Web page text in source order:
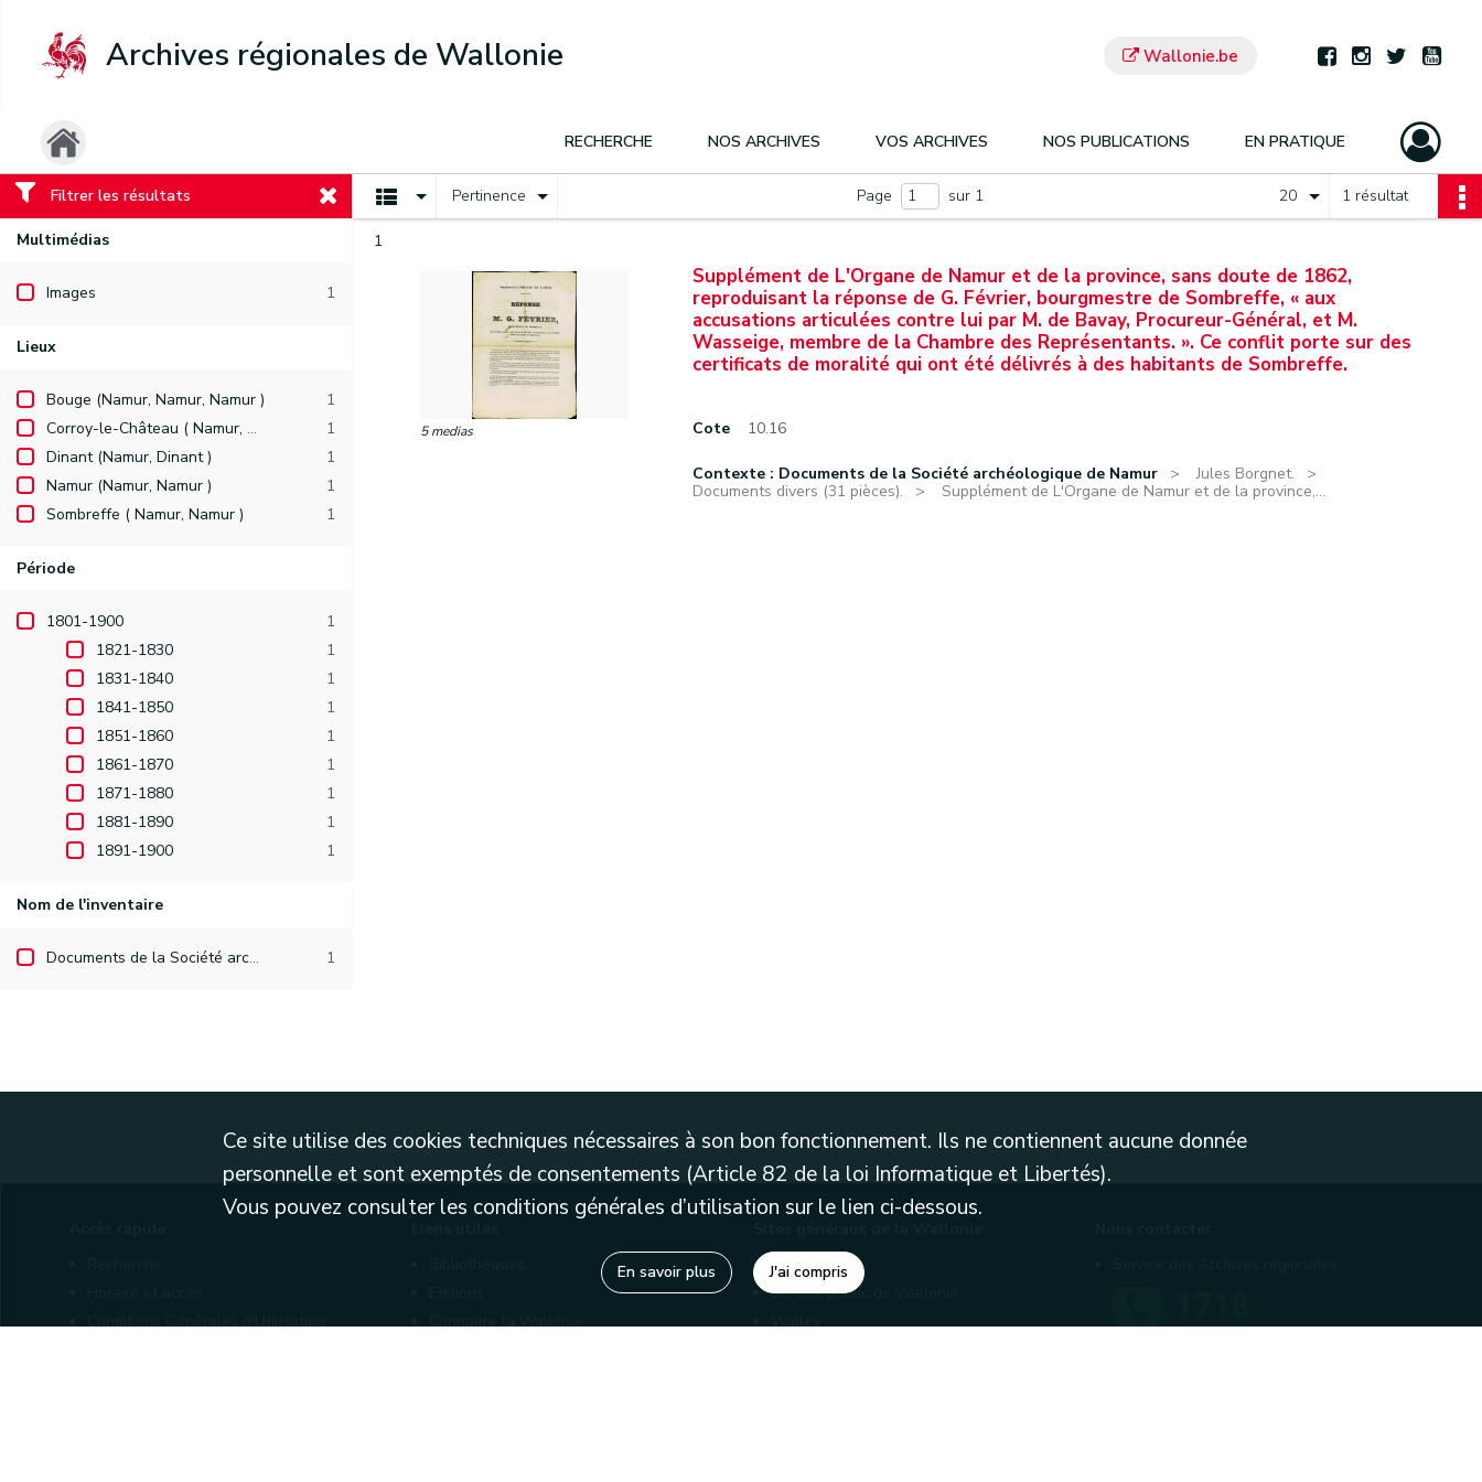
Archives régionales de Wallonie Wallonie.be
RECHERCHE NOS ARCHIVES VOS ARCHIVES NOS PUBLICATIONS EN PRATIQUE
Filtrer les résultats
Multimédias
Images 1
Lieux
Bouge (Namur, Namur, Namur )
1
Corroy-le-Château ( Namur, Namur, Gembloux )
1
Dinant (Namur, Dinant )
1
Namur (Namur, Namur )
1
Sombreffe ( Namur, Namur )
1
Période
1801-1900
1
1821-1830
1
1831-1840
1
1841-1850
1
1851-1860
1
1861-1870
1
1871-1880
1
1881-1890
1
1891-1900
1
Nom de l'inventaire
Documents de la Société archéologique de Namur 1
Pertinence Page sur 1 1 résultat
20
1
5 medias
Supplément de L'Organe de Namur et de la province, sans doute de 1862,
reproduisant la réponse de G. Février, bourgmestre de Sombreffe, « aux
accusations articulées contre lui par M. de Bavay, Procureur-Général, et M.
Wasseige, membre de la Chambre des Représentants. ». Ce conflit porte sur des
certificats de moralité qui ont été délivrés à des habitants de Sombreffe.
Cote 10.16
Contexte : Documents de la Société archéologique de Namur
Jules Borgnet.
Documents divers (31 pièces).
Supplément de L'Organe de Namur et de la province,...
Conditions Générales d'Utilisation
Connaître la Wallonie
Wallonie.be
Service public de Wallonie
Wallex
Ce site utilise des cookies techniques nécessaires à son bon fonctionnement. Ils ne contiennent aucune donnée
personnelle et sont exemptés de consentements (Article 82 de la loi Informatique et Libertés).
Vous pouvez consulter les conditions générales d’utilisation sur le lien ci-dessous.
En savoir plus J'ai compris